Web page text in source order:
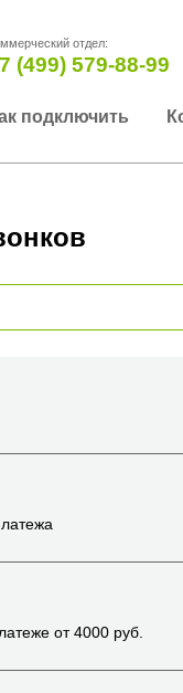
отдел:
(499) 579-88-99
подключить
от4000 руб.